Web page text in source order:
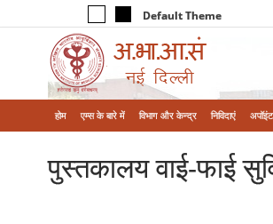
Default Theme
होम एम्‍स के बारे में विभाग और केन्‍द्र निविदाएं
पुस्तकालय वाई-फाई